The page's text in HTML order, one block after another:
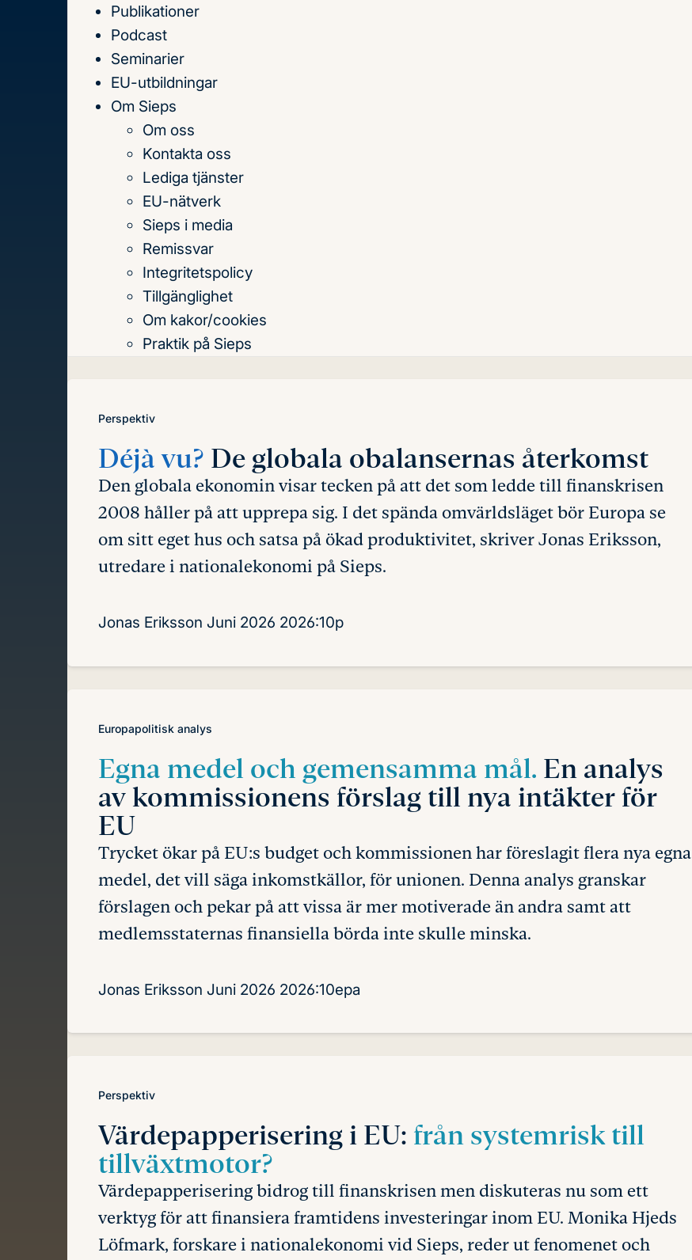
Till
innehållet
Publikationer
Podcast
Seminarier
EU-utbildningar
Om Sieps
Om oss
Kontakta oss
Lediga tjänster
EU-nätverk
Sieps i media
Remissvar
Integritetspolicy
Tillgänglighet
Om kakor/cookies
Praktik på Sieps
Publikationer
Publikationer
författare
Senaste publikationernaTeman
Perspektiv
Déjà vu? De globala obalansernas återkomst
Den globala ekonomin visar tecken på att det som ledde till finanskrisen
2008 håller på att upprepa sig. I det spända omvärlds­läget bör Europa se
om sitt eget hus och satsa på ökad produktivitet, skriver Jonas Eriksson,
utredare i nationalekonomi på Sieps.
Jonas Eriksson Juni 2026 2026:10p
Europapolitisk analys
Egna medel och gemensamma mål. En analys
av kommissionens förslag till nya intäkter för
EU
Trycket ökar på EU:s budget och kommissionen har föreslagit flera nya egna
medel, det vill säga inkomstkällor, för unionen. Denna analys granskar
förslagen och pekar på att vissa är mer motiverade än andra samt att
medlemsstaternas finansiella börda inte skulle minska.
Jonas Eriksson Juni 2026 2026:10epa
Perspektiv
Värdepapperisering i EU: från systemrisk till
tillväxtmotor?
Värdepapperisering bidrog till finanskrisen men diskuteras nu som ett
verktyg för att finansiera framtidens investeringar inom EU. Monika Hjeds
Löfmark, forskare i nationalekonomi vid Sieps, reder ut fenomenet och